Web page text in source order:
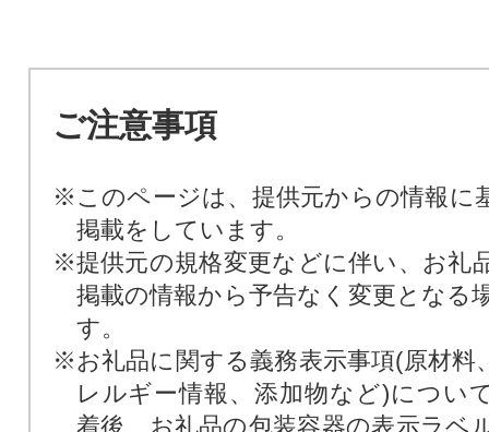
ご注意事項
※このページは、提供元からの情報に
掲載をしています。
※提供元の規格変更などに伴い、お礼
掲載の情報から予告なく変更となる
す。
※お礼品に関する義務表示事項(原材料
レルギー情報、添加物など)につい
着後、お礼品の包装容器の表示ラベ